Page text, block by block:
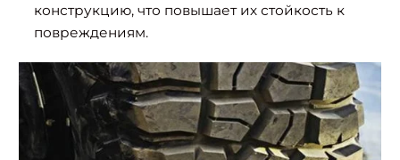
конструкцию, что повышает их стойкость к
повреждениям.